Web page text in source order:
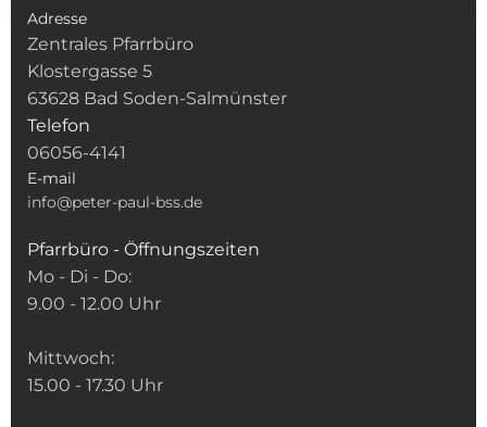
Adresse
Zentrales Pfarrbüro
Klostergasse 5
63628 Bad Soden-Salmünster
Telefon
06056-4141
E-mail
info@peter-paul-bss.de
Pfarrbüro - Öffnungszeiten
Mo - Di - Do:
9.00 - 12.00 Uhr
Mittwoch:
15.00 - 17.30 Uhr